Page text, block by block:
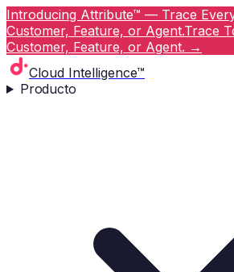
Introducing Attribute™ — Trace
Customer, Feature, or Agent.Trace
Customer, Feature, or Agent. →
Cloud Intelligence™
Producto